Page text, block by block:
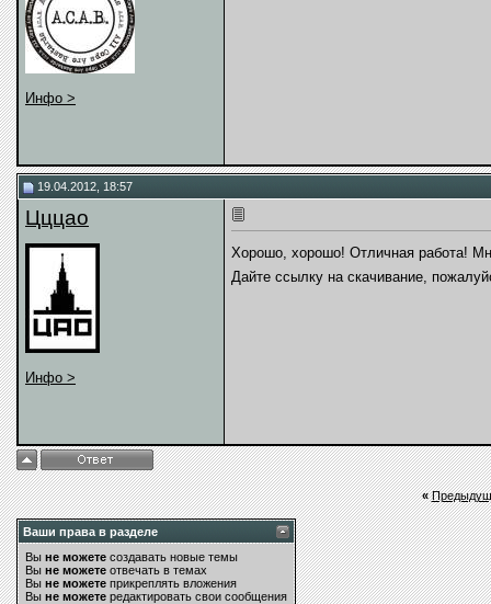
Инфо >
19.04.2012, 18:57
Цццао
Инфо >
Хорошо, хорошо! Отличная работа!
Дайте ссылку на скачивание,
«
Ваши права в разделе
Вы не можете создавать новые темы
Вы не можете отвечать в темах
Вы не можете прикреплять вложения
Вы не можете редактировать свои сообщения